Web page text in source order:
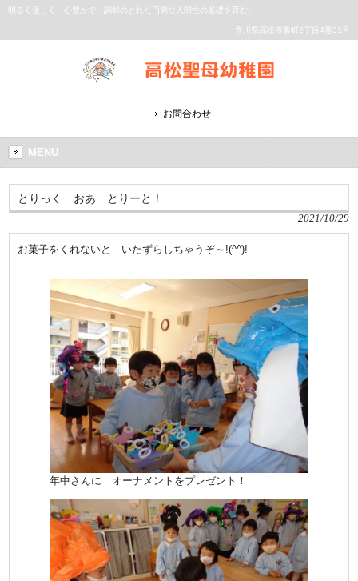
明るく逞しく、心豊かで、調和のとれた円満な人間性の基礎を育む。
香川県高松市番町2丁目4番31号
お問合わせ
MENU
とりっく おあ とりーと！
2021/10/29
お菓子をくれないと いたずらしちゃうぞ～!(^^)!
年中さんに オーナメントをプレゼント！